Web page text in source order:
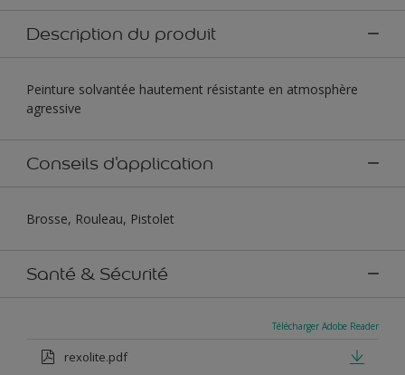
Description du produit
Peinture solvantée hautement résistante en atmosphère
agressive
Conseils d'application
Brosse, Rouleau, Pistolet
Santé & Sécurité
Télécharger Adobe Reader
rexolite.pdf